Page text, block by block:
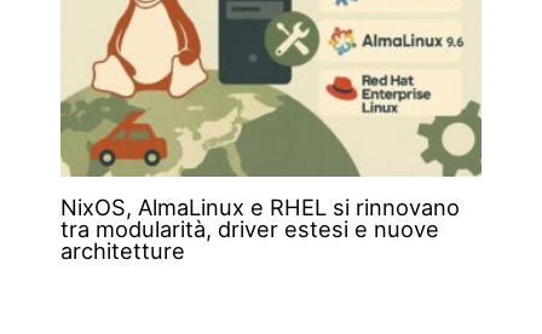
NixOS, AlmaLinux e RHEL si rinnovano
tra modularità, driver estesi e nuove
architetture